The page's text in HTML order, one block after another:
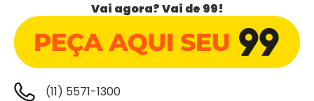
Vai agora? Vai de 99!
(11) 5571-1300